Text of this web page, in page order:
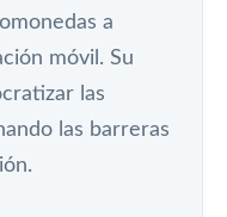
a
móvil. Su
las
las barreras